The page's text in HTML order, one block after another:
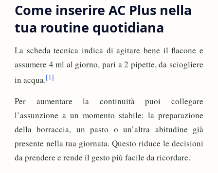
Come inserire AC Plus nella
tua routine quotidiana
La scheda tecnica indica di agitare bene il flacone e
assumere 4 ml al giorno, pari a 2 pipette, da sciogliere
in acqua.[1]
Per aumentare la continuità puoi collegare
l’assunzione a un momento stabile: la preparazione
della borraccia, un pasto o un’altra abitudine già
presente nella tua giornata. Questo riduce le decisioni
da prendere e rende il gesto più facile da ricordare.